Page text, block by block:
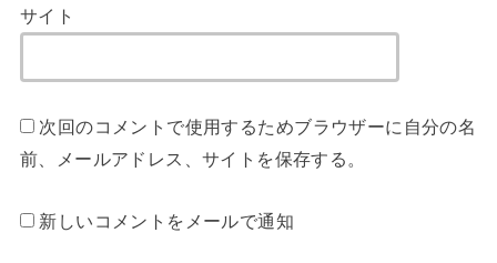
サイト
次回のコメントで使用するためブラウザーに自分の名
前、メールアドレス、サイトを保存する。
新しいコメントをメールで通知